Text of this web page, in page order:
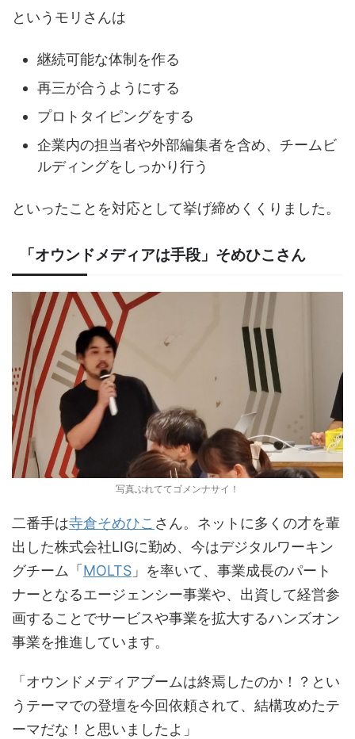
というモリさんは
継続可能な体制を作る
再三が合うようにする
プロトタイピングをする
企業内の担当者や外部編集者を含め、チームビ
ルディングをしっかり行う
といったことを対応として挙げ締めくくりました。
「オウンドメディアは手段」そめひこさん
写真ぶれててゴメンナサイ！
二番手は寺倉そめひこ さん。ネットに多くの才を輩
出した株式会社LIGに勤め、今はデジタルワーキン
グチーム「 MOLTS 」を率いて、事業成長のパート
ナーとなるエージェンシー事業や、出資して経営参
画することでサービスや事業を拡大するハンズオン
事業を推進しています。
「オウンドメディアブームは終焉したのか！？とい
うテーマでの登壇を今回依頼されて、結構攻めたテ
ーマだな！と思いましたよ」